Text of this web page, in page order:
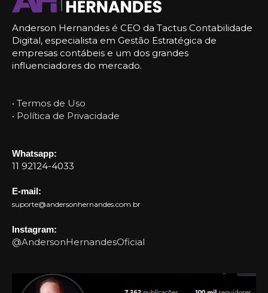
Anderson Hernandes é CEO da Tactus Contabilidade
Digital, especialista em Gestão Estratégica de
empresas contábeis e um dos grandes
influenciadores do mercado.
• Termos de Uso
• Política de Privacidade
Whatsapp:
11 92124-4033
E-mail:
suporte@andersonhernandes.com.br
Instagram:
@AndersonHernandesOficial